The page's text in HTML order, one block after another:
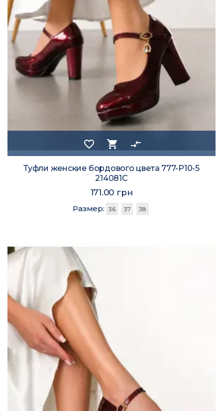
favorite_border shopping_cart compare_arrows
Туфли женские бордового цвета 777-Р10-5
214081C
171.00 грн
Размер: 36 37 38